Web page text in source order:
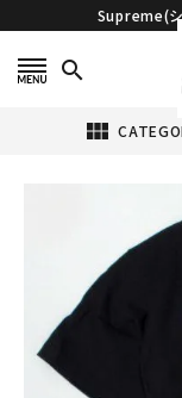
Supreme(
search
view_module